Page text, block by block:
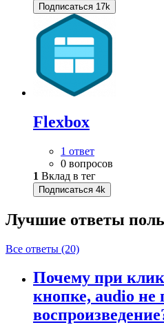
Подписаться 17k
Flexbox
1 ответ
0 вопросов
1 Вклад в тег
Подписаться 4k
Лучшие ответы
Все ответы (20)
Почему при
кнопке, audio не